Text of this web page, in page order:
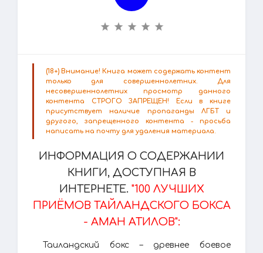
(18+) Внимание! Книга может содержать контент
только для совершеннолетних. Для
несовершеннолетних просмотр данного
контента СТРОГО ЗАПРЕЩЕН! Если в книге
присутствует наличие пропаганды ЛГБТ и
другого, запрещенного контента - просьба
написать на почту для удаления материала.
ИНФОРМАЦИЯ О СОДЕРЖАНИИ
КНИГИ, ДОСТУПНАЯ В
ИНТЕРНЕТЕ. "100 ЛУЧШИХ
ПРИЁМОВ ТАЙЛАНДСКОГО БОКСА
- АМАН АТИЛОВ":
Таиландский бокс – древнее боевое